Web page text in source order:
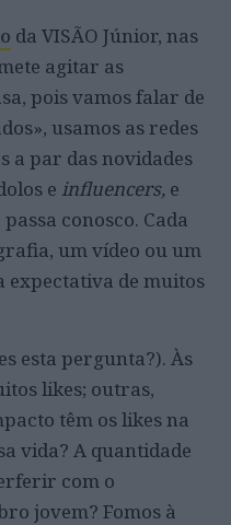
da VISÃO Júnior, nas
agitar as
pois vamos falar de
usamos as redes
a par das novidades
e influencers, e
conosco. Cada
um vídeo ou um
expectativa de muitos
esta pergunta?). Às
likes; outras,
têm os likes na
vida? A quantidade
com o
jovem? Fomos à